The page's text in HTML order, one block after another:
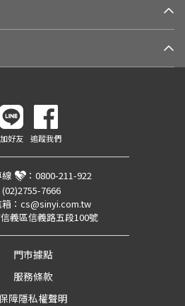
加好友 追蹤我們
： 0800-211-922
(02)2755-7666
： cs@sinyi.com.tw
義區信義路五段100號
門市據點
服務條款
障隱私權聲明